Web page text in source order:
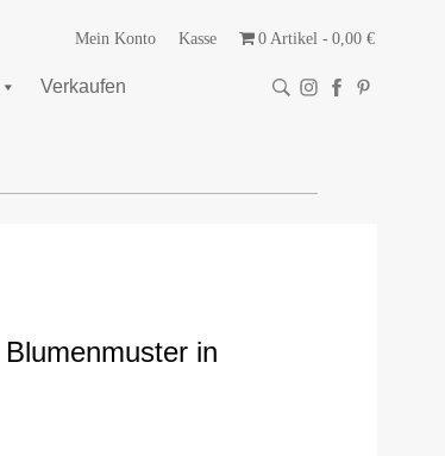
Mein Konto Kasse 0 Artikel 0,00 €
Verkaufen
in